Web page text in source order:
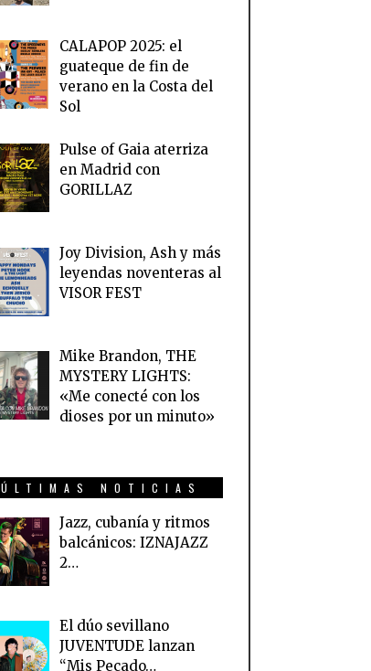
CALAPOP 2025: el
guateque de fin de
verano en la Costa del
Sol
Pulse of Gaia aterriza
en Madrid con
GORILLAZ
Joy Division, Ash y más
leyendas noventeras al
VISOR FEST
Mike Brandon, THE
MYSTERY LIGHTS:
«Me conecté con los
dioses por un minuto»
ÚLTIMAS NOTICIAS
Jazz, cubanía y ritmos
balcánicos: IZNAJAZZ
2…
El dúo sevillano
JUVENTUDE lanzan
“Mis Pecado…